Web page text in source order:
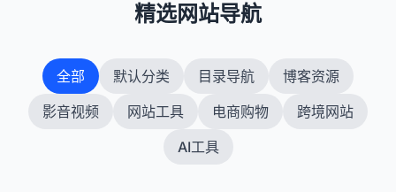
分类排行
申请收录
精选网站导航
全部 默认分类 目录导航
博客资源
影音视频
网站工具 电商购物
跨境网站
AI工具